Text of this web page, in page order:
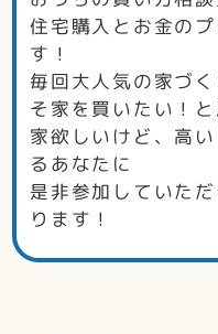
住宅購入とお金の
す！
毎回大人気の家づ
そ家を買いたい！と
家欲しいけど、高
るあなたに
是非参加していた
ります！